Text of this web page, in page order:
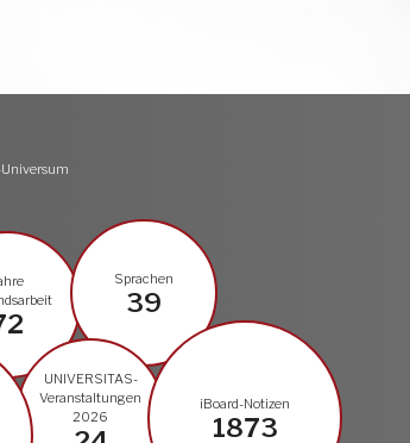
Sprachen
39
UNIVERSITAS-
Veranstaltungen
2026
iBoard-Notizen
1873